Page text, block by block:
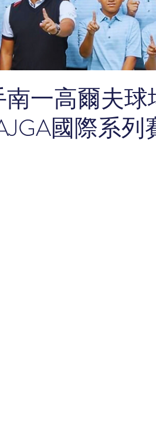
南一高爾夫
國際系列